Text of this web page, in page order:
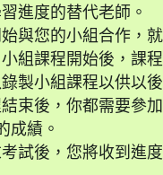
習進度的替代老師。
與您的小組合作，
組課程開始後，課
製小組課程以供以
束後，你都需要參
成績。
試後，您將收到進